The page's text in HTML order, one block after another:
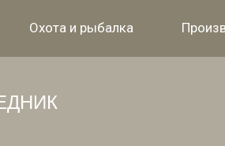
Охота и рыбалка